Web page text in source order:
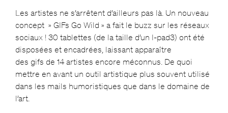
Les artistes ne s’arrêtent d’ailleurs pas là. Un nouveau
concept » GIFs Go Wild » a fait le buzz sur les réseaux
sociaux ! 30 tablettes (de la taille d’un I-pad3) ont été
disposées et encadrées, laissant apparaître
des gifs de 14 artistes encore méconnus. De quoi
mettre en avant un outil artistique plus souvent utilisé
dans les mails humoristiques que dans le domaine de
l’art.